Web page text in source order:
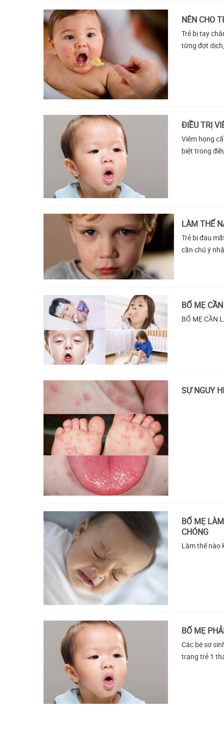
NÊN CHO
Trẻ bị tay
từng đợt
ĐIỀU TRỊ
Viêm họng
biệt trong
LÀM THẾ
Trẻ bị đau mắt đỏ, làm thế
cần chú ý
BỐ MẸ
BỐ MẸ CẦN
SỰ NGUY
BỐ MẸ
CHÓNG
Làm thế nào
BỐ MẸ
Các bé sơ
trạng trẻ 1